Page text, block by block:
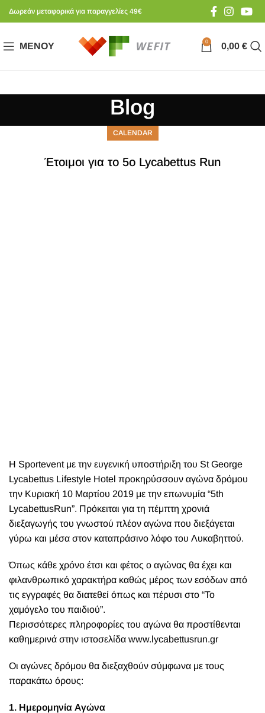
Δωρεάν μεταφορικά για παραγγελίες 49€
ΜΕΝΟΎ 0 0,00 €
Blog
CALENDAR
Έτοιμοι για το 5ο Lycabettus Run
Η Sportevent με την ευγενική υποστήριξη του St George
Lycabettus Lifestyle Hotel προκηρύσσουν αγώνα δρόμου
την Κυριακή 10 Μαρτίου 2019 με την επωνυμία “5th
LycabettusRun”. Πρόκειται για τη πέμπτη χρονιά
διεξαγωγής του γνωστού πλέον αγώνα που διεξάγεται
γύρω και μέσα στον καταπράσινο λόφο του Λυκαβηττού.
Όπως κάθε χρόνο έτσι και φέτος ο αγώνας θα έχει και
φιλανθρωπικό χαρακτήρα καθώς μέρος των εσόδων από
τις εγγραφές θα διατεθεί όπως και πέρυσι στο “Το
χαμόγελο του παιδιού”.
Περισσότερες πληροφορίες του αγώνα θα προστίθενται
καθημερινά στην ιστοσελίδα www.lycabettusrun.gr
Οι αγώνες δρόμου θα διεξαχθούν σύμφωνα με τους
παρακάτω όρους:
1. Ημερομηνία Αγώνα